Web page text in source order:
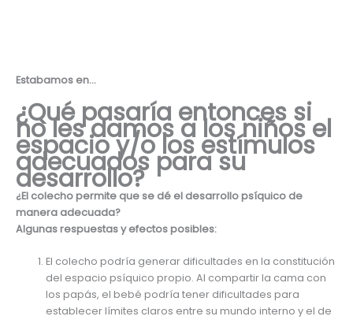
Estabamos en…
¿Qué pasaría entonces si
no les damos a los niños el
espacio y/o los estímulos
adecuados para su
desarrollo?
¿El colecho permite que se dé el desarrollo psíquico de
manera adecuada?
Algunas respuestas y efectos posibles:
El colecho podría generar dificultades en la constitución
del espacio psíquico propio. Al compartir la cama con
los papás, el bebé podría tener dificultades para
establecer límites claros entre su mundo interno y el de